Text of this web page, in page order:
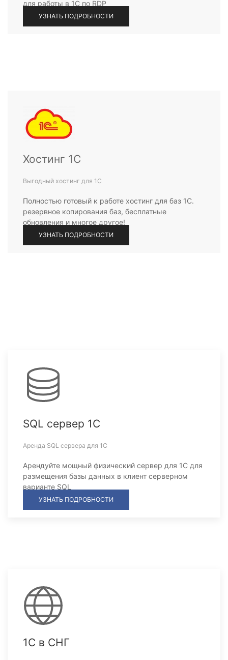
для работы в 1С по RDP
УЗНАТЬ ПОДРОБНОСТИ
Хостинг 1С
Выгодный хостинг для 1С
Полностью готовый к работе хостинг для баз 1С.
резервное копирования баз, бесплатные
обновления и многое другое!
УЗНАТЬ ПОДРОБНОСТИ
SQL сервер 1С
Аренда SQL сервера для 1С
Арендуйте мощный физический сервер для 1С для
размещения базы данных в клиент серверном
варианте SQL
УЗНАТЬ ПОДРОБНОСТИ
1С в СНГ